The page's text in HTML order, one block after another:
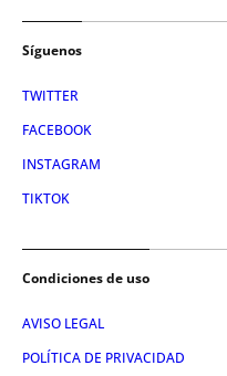
Síguenos
TWITTER
FACEBOOK
INSTAGRAM
TIKTOK
Condiciones de uso
AVISO LEGAL
POLÍTICA DE PRIVACIDAD